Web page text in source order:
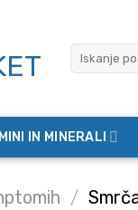
IN MINERALI
/